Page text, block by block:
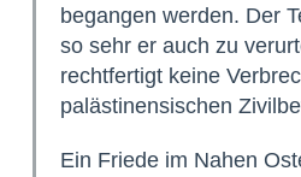
begangen werden. Der
so sehr er auch zu
rechtfertigt keine
palästinensischen
Ein Friede im Nahen